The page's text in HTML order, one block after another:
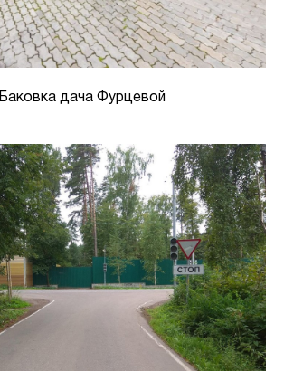
Баковка дача Фурцевой